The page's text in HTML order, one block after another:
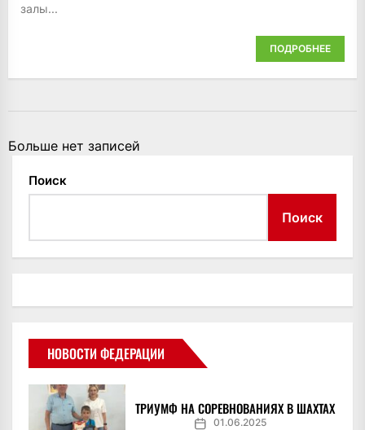
залы...
ПОДРОБНЕЕ
Больше нет записей
Поиск
Поиск
НОВОСТИ ФЕДЕРАЦИИ
ТРИУМФ НА СОРЕВНОВАНИЯХ В ШАХТАХ
01.06.2025